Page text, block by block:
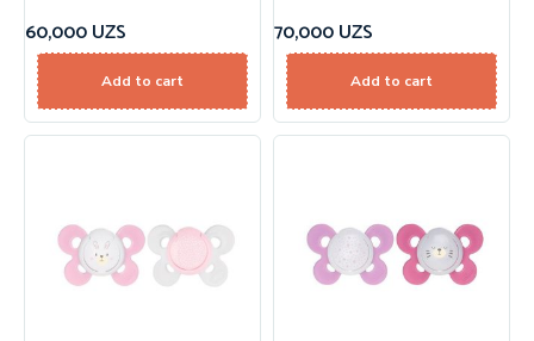
60,000UZS
Add to cart
70,000UZS
Add to cart